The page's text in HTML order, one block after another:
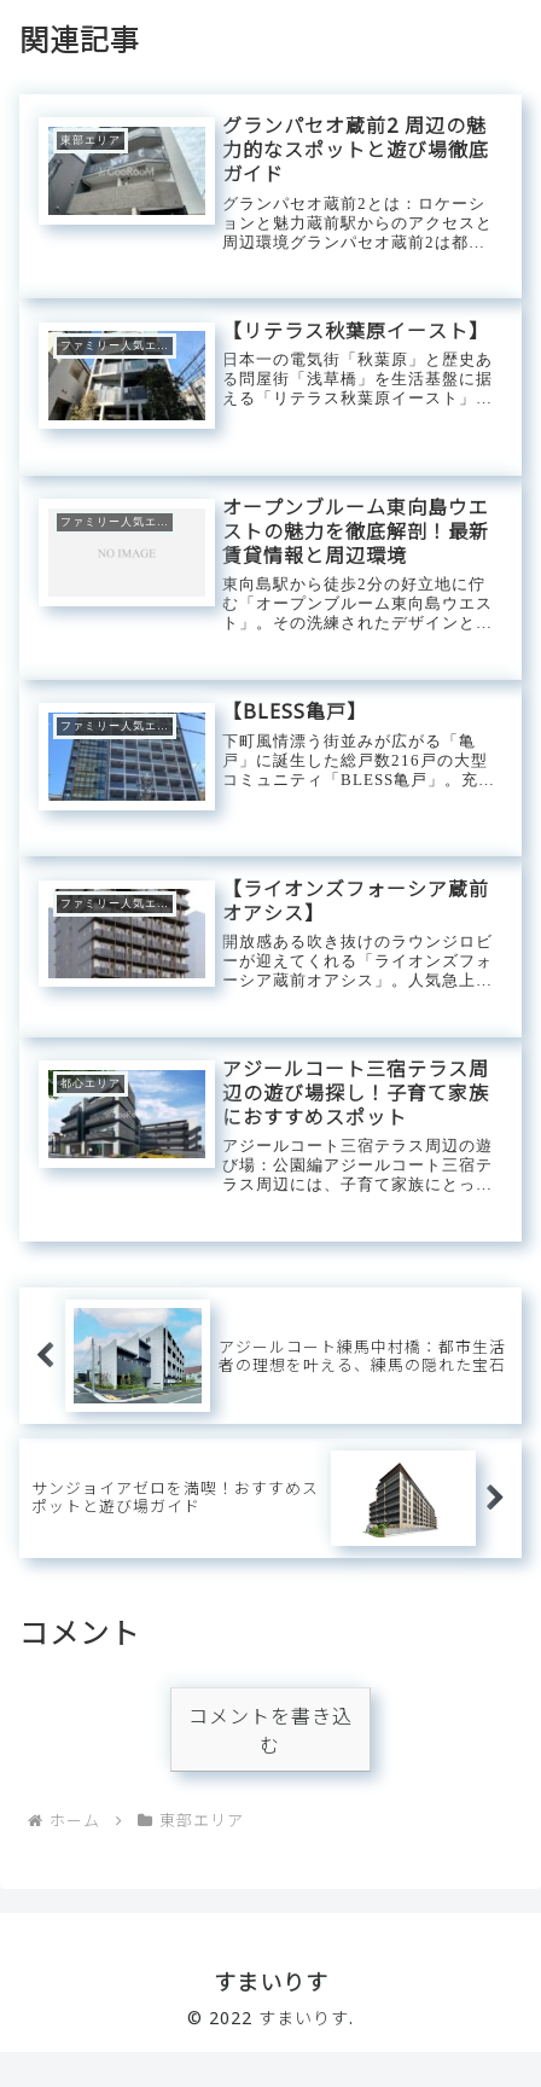
関連記事
東部エリア
グランパセオ蔵前2 周辺の魅
力的なスポットと遊び場徹底
ガイド
グランパセオ蔵前2とは：ロケーシ
ョンと魅力蔵前駅からのアクセスと
周辺環境グランパセオ蔵前2は都営
す。蔵前駅は、都心へのアクセスが
容易であり、通勤・通学に非常に便
利です。駅周辺に...
ファミリー人気エリア
【リテラス秋葉原イースト】
日本一の電気街「秋葉原」と歴史あ
る問屋街「浅草橋」を生活基盤に据
える「リテラス秋葉原イースト」。
に囲まれた立地はアクティブな都市
生活を満喫できる...
オープンブルーム東向島ウエ
ストの魅力を徹底解剖！最新
賃貸情報と周辺環境
東向島駅から徒歩2分の好立地に佇
む「オープンブルーム東向島ウエス
ト」。その洗練されたデザインと充
ブルーム東向島ウエストの魅力を余
すところなくご紹介。最新の賃貸情
報はもちろん、周...
ファミリー人気エリア
【BLESS亀戸】
下町風情漂う街並みが広がる「亀
戸」に誕生した総戸数216戸の大型
コミュニティ「BLESS亀戸」。充実
高級感と同時にプライバシーと犯罪
抑止力にもな...
ファミリー人気エリア
【ライオンズフォーシア蔵前
オアシス】
開放感ある吹き抜けのラウンジロビ
ーが迎えてくれる「ライオンズフォ
ーシア蔵前オアシス」。人気急上昇
れます。在宅ワークの需要に応える
ように2階にはワーキングスペース
が設けられ、屋上...
都心エリア
アジールコート三宿テラス周
辺の遊び場探し！子育て家族
におすすめスポット
アジールコート三宿テラス周辺の遊
び場：公園編アジールコート三宿テ
ラス周辺には、子育て家族にとって
全に遊べる公園は、日々の生活に潤
アジールコート練馬中村橋：都市生活
者の理想を叶える、練馬の隠れた宝石
サンジョイアゼロを満喫！おすすめス
ポットと遊び場ガイド
コメント
コメントを書き込
む
ホーム 東部エリア
すまいりす
© 2022 すまいりす.